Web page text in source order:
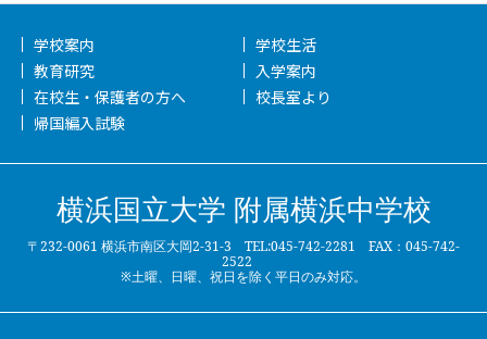
学校案内
学校生活
教育研究
入学案内
在校生・保護者の方へ
校長室より
帰国編入試験
横浜国立大学 附属横浜中学校
〒232-0061 横浜市南区大岡2-31-3 TEL:045-742-2281 FAX：045-742-
2522
※土曜、日曜、祝日を除く平日のみ対応。